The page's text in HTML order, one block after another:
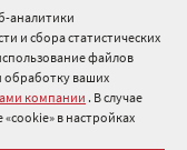
аналитики
и сбора статистических
файлов
обработку ваших
компании . В случае
в настройках